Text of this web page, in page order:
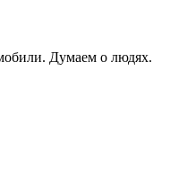
Думаем о людях.